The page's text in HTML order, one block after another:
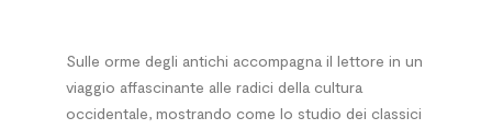
Sulle orme degli antichi accompagna il lettore in un
viaggio affascinante alle radici della cultura
occidentale, mostrando come lo studio dei classici